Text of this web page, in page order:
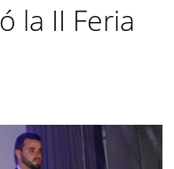
la II Feria